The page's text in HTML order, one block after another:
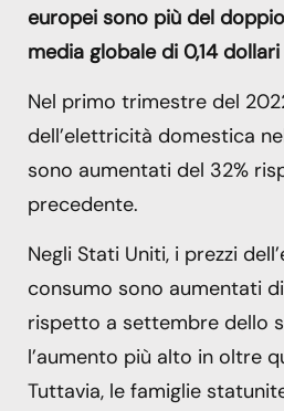
europei sono più del
media globale di 0,14
Nel primo trimestre del
dell’elettricità domestica
sono aumentati del 32%
precedente.
Negli Stati Uniti, i prezzi
consumo sono aumentati
rispetto a settembre dello
l’aumento più alto in oltre
Tuttavia, le famiglie